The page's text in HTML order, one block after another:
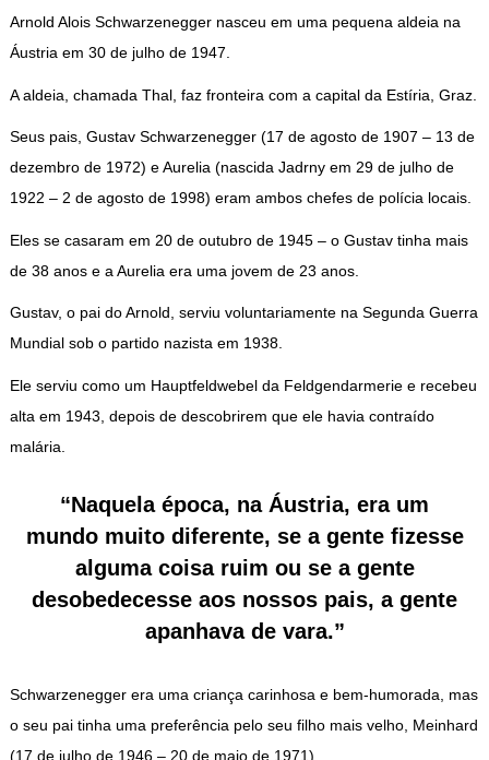
Arnold Alois Schwarzenegger nasceu em uma pequena aldeia na
Áustria em 30 de julho de 1947.
A aldeia, chamada Thal, faz fronteira com a capital da Estíria, Graz.
Seus pais, Gustav Schwarzenegger (17 de agosto de 1907 – 13 de
dezembro de 1972) e Aurelia (nascida Jadrny em 29 de julho de
1922 – 2 de agosto de 1998) eram ambos chefes de polícia locais.
Eles se casaram em 20 de outubro de 1945 – o Gustav tinha mais
de 38 anos e a Aurelia era uma jovem de 23 anos.
Gustav, o pai do Arnold, serviu voluntariamente na Segunda Guerra
Mundial sob o partido nazista em 1938.
Ele serviu como um Hauptfeldwebel da Feldgendarmerie e recebeu
alta em 1943, depois de descobrirem que ele havia contraído
malária.
“Naquela época, na Áustria, era um
mundo muito diferente, se a gente fizesse
alguma coisa ruim ou se a gente
desobedecesse aos nossos pais, a gente
apanhava de vara.”
Schwarzenegger era uma criança carinhosa e bem-humorada, mas
o seu pai tinha uma preferência pelo seu filho mais velho, Meinhard
(17 de julho de 1946 – 20 de maio de 1971).